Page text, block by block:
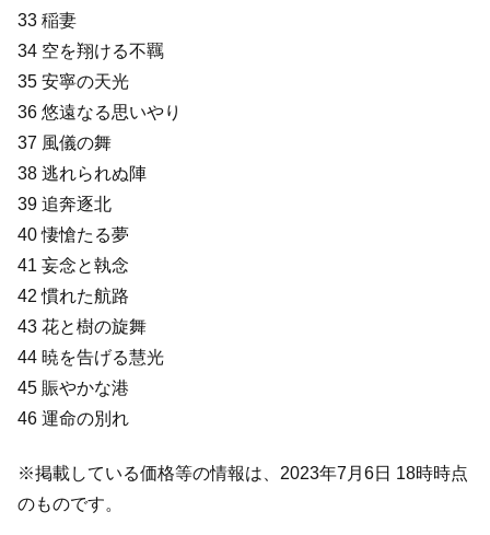
33 稲妻
34 空を翔ける不羈
35 安寧の天光
36 悠遠なる思いやり
37 風儀の舞
38 逃れられぬ陣
39 追奔逐北
40 悽愴たる夢
41 妄念と執念
42 慣れた航路
43 花と樹の旋舞
44 暁を告げる慧光
45 賑やかな港
46 運命の別れ
※掲載している価格等の情報は、2023年7月6日 18時時点
のものです。